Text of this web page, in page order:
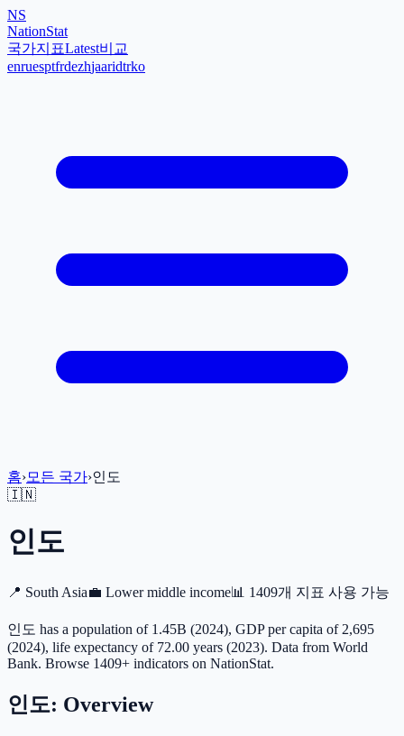
NS
NationStat
국가지표Latest비교
enruesptfrdezhjaaridtrko
홈›모든 국가›인도
🇮🇳
인도
📍 South Asia💼 Lower middle income 📊 1409개 지표 사용 가능
인도 has a population of 1.45B (2024), GDP per capita of 2,695
(2024), life expectancy of 72.00 years (2023). Data from World
Bank. Browse 1409+ indicators on NationStat.
인도: Overview